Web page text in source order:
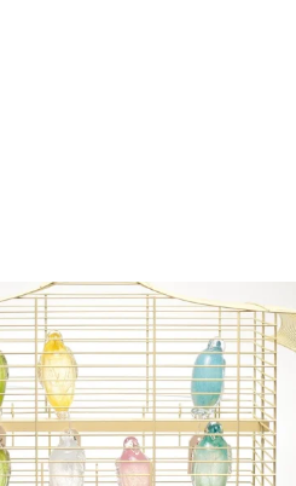
BLÄDDRA I GALLERI